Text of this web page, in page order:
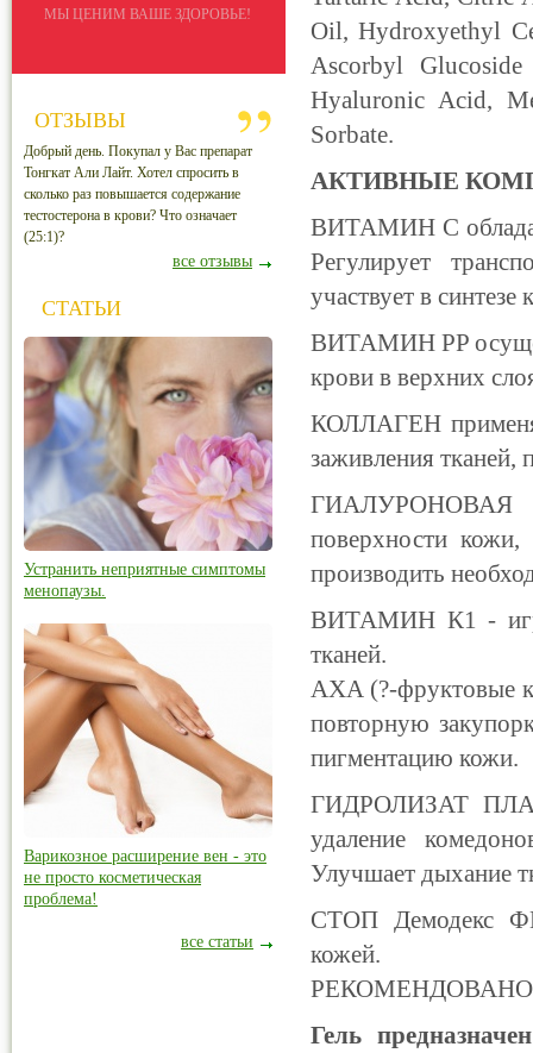
Oil, Hydroxyethyl
Ascorbyl
Hyaluronic Acid,
Sorbate.
АКТИВНЫЕ
ВИТАМИН С
Регулирует
участвует в синтезе
ВИТАМИН PP
крови в верхних
КОЛЛАГЕН
заживления тканей,
ГИАЛУРОНОВАЯ
поверхности кожи,
производить
ВИТАМИН К1 -
тканей.
АХА (?-фруктовые
повторную
пигментацию кожи.
ГИДРОЛИЗАТ
удаление
Улучшает дыхание
СТОП Демодекс
кожей.
Гель
МЫ ЦЕНИМ ВАШЕ ЗДОРОВЬЕ!
ОТЗЫВЫ
Добрый день. Покупал у Вас препарат
Тонгкат Али Лайт. Хотел спросить в
сколько раз повышается содержание
тестостерона в крови? Что означает
(25:1)?
все отзывы
СТАТЬИ
Устранить неприятные симптомы
менопаузы.
Варикозное расширение вен - это
не просто косметическая
проблема!
все статьи